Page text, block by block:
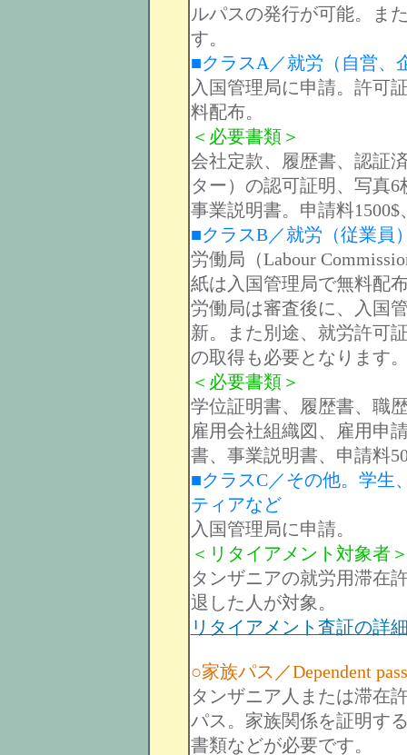
ルパスの発行が可能。ま
す。
■クラスA／就労（自営、
入国管理局に申請。許可
料配布。
＜必要書類＞
会社定款、履歴書、認証
ター）の認可証明、写真6
事業説明書。申請料1500$
■クラスB／就労（従業員
労働局（Labour
紙は入国管理局で無料配
労働局は審査後に、入国
新。また別途、就労許可
の取得も必要となります
＜必要書類＞
学位証明書、履歴書、職
雇用会社組織図、雇用申
書、事業説明書、申請料
■クラスC／その他。学生
ティアなど
入国管理局に申請。
＜リタイアメント対象者
タンザニアの就労用滞在
退した人が対象。
リタイアメント査証の詳
○家族パス／Dependent
タンザニア人または滞在
パス。家族関係を証明す
書類などが必要です。